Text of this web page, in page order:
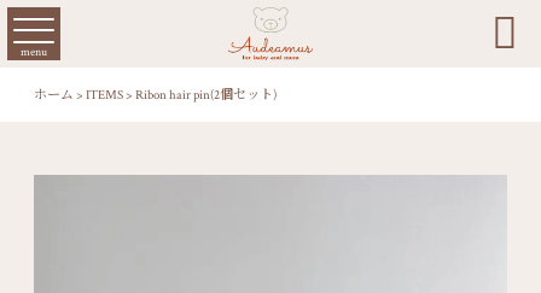
menu 
ホーム > ITEMS> Ribon hair pin(2個セット)